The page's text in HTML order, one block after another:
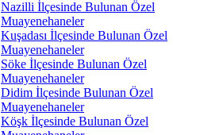
Nazilli İlçesinde Bulunan Özel
Muayenehaneler
Kuşadası İlçesinde Bulunan Özel
Muayenehaneler
Söke İlçesinde Bulunan Özel
Muayenehaneler
Didim İlçesinde Bulunan Özel
Muayenehaneler
Köşk İlçesinde Bulunan Özel